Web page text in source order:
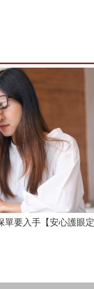
單要入手【安心護眼定